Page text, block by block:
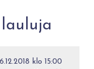
klo 15:00